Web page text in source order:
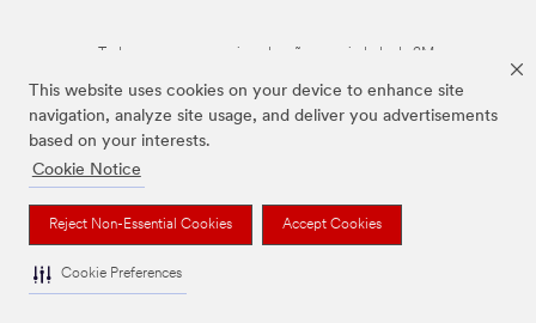
This website uses cookies on your device to enhance site
navigation, analyze site usage, and deliver you advertisements
based on your interests.
Cookie Notice
Reject Non-Essential Cookies Accept Cookies
Cookie Preferences
Todas as marcas mencionadas são propriedade da 3M.